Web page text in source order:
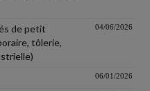
de petit
tôlerie,
04/06/2026
06/01/2026